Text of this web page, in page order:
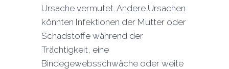
Ursache vermutet. Andere Ursachen
könnten Infektionen der Mutter oder
Schadstoffe während der
Trächtigkeit, eine
Bindegewebsschwäche oder weite